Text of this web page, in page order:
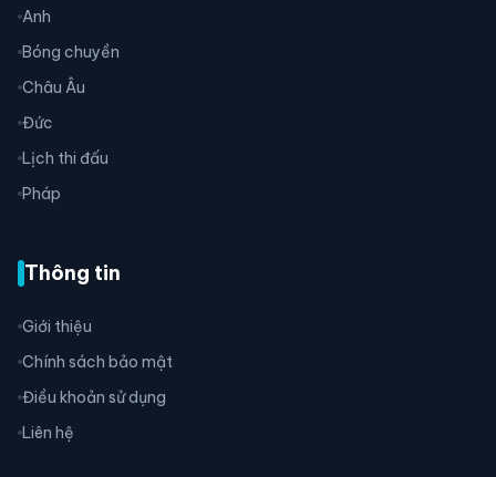
Anh
Bóng chuyền
Châu Âu
Đức
Lịch thi đấu
Pháp
Thông tin
Giới thiệu
Chính sách bảo mật
Điều khoản sử dụng
Liên hệ